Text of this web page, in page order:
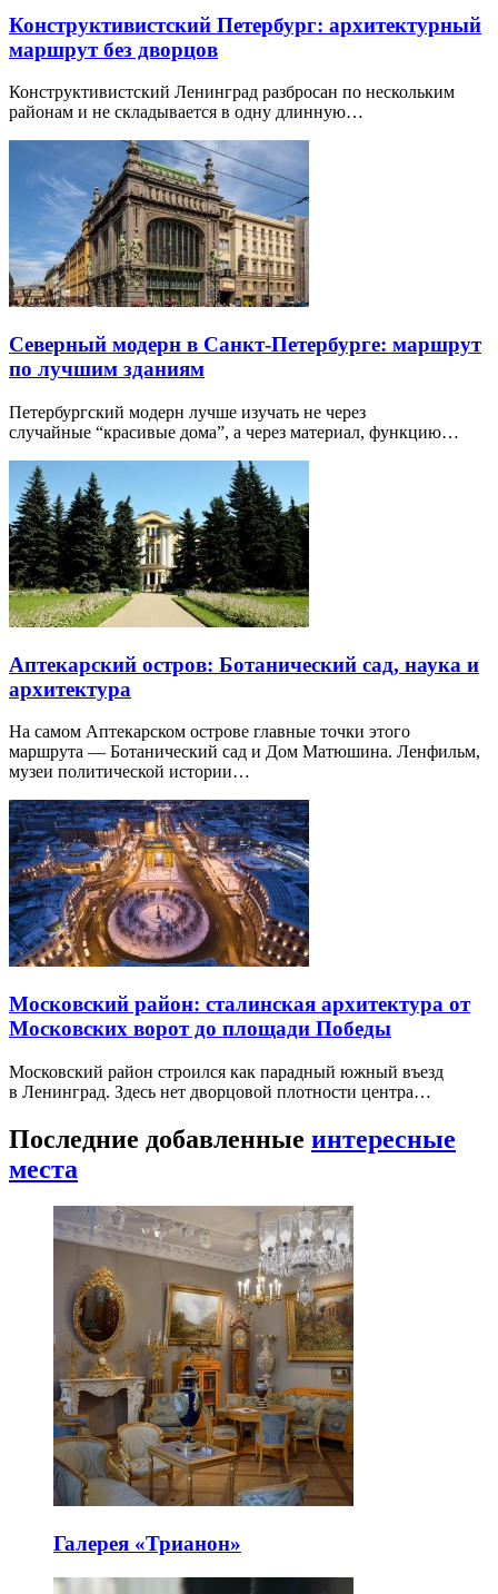
Конструктивистский Петербург: архитектурный
маршрут без дворцов
Конструктивистский Ленинград разбросан по нескольким
районам и не складывается в одну длинную…
Северный модерн в Санкт-Петербурге: маршрут
по лучшим зданиям
Петербургский модерн лучше изучать не через
случайные “красивые дома”, а через материал, функцию…
Аптекарский остров: Ботанический сад, наука и
архитектура
На самом Аптекарском острове главные точки этого
маршрута — Ботанический сад и Дом Матюшина. Ленфильм,
музеи политической истории…
Московский район: сталинская архитектура от
Московских ворот до площади Победы
Московский район строился как парадный южный въезд
в Ленинград. Здесь нет дворцовой плотности центра…
Последние добавленные интересные
места
Галерея «Трианон»